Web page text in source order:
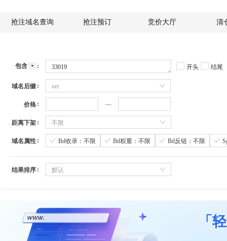
抢注域名查询 抢注预订 竞价大厅 清
包含 开头 结尾
域名后缀 net
价格
距离下架 不限
域名属性 Bd收录：不限 Bd权重：不限 Bd反链：不限
结果排序 默认
「